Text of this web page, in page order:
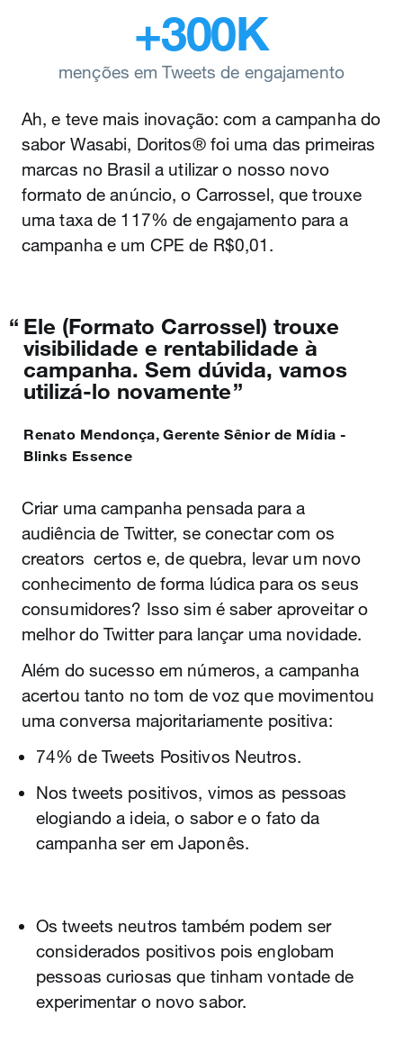
+300K
menções em Tweets de engajamento
Ah, e teve mais inovação: com a campanha do
sabor Wasabi, Doritos® foi uma das primeiras
marcas no Brasil a utilizar o nosso novo
formato de anúncio, o Carrossel, que trouxe
uma taxa de 117% de engajamento para a
campanha e um CPE de R$0,01.
Ele (Formato Carrossel) trouxe
visibilidade e rentabilidade à
campanha. Sem dúvida, vamos
utilizá-lo novamente
Renato Mendonça, Gerente Sênior de Mídia -
Blinks Essence
Criar uma campanha pensada para a
audiência de Twitter, se conectar com os
creators certos e, de quebra, levar um novo
conhecimento de forma lúdica para os seus
consumidores? Isso sim é saber aproveitar o
melhor do Twitter para lançar uma novidade.
Além do sucesso em números, a campanha
acertou tanto no tom de voz que movimentou
uma conversa majoritariamente positiva:
74% de Tweets Positivos Neutros.
Nos tweets positivos, vimos as pessoas
elogiando a ideia, o sabor e o fato da
campanha ser em Japonês.
Os tweets neutros também podem ser
considerados positivos pois englobam
pessoas curiosas que tinham vontade de
experimentar o novo sabor.